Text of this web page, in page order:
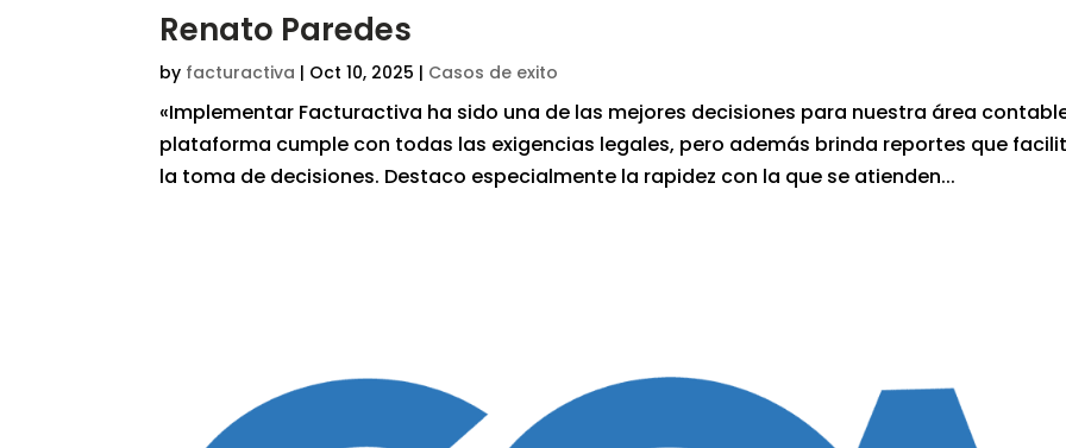
Renato Paredes
by facturactiva | Oct 10, 2025 | Casos de exito
«Implementar Facturactiva ha sido una de las mejores decisiones para nuestra área
plataforma cumple con todas las exigencias legales, pero además brinda reportes que
la toma de decisiones. Destaco especialmente la rapidez con la que se atienden...